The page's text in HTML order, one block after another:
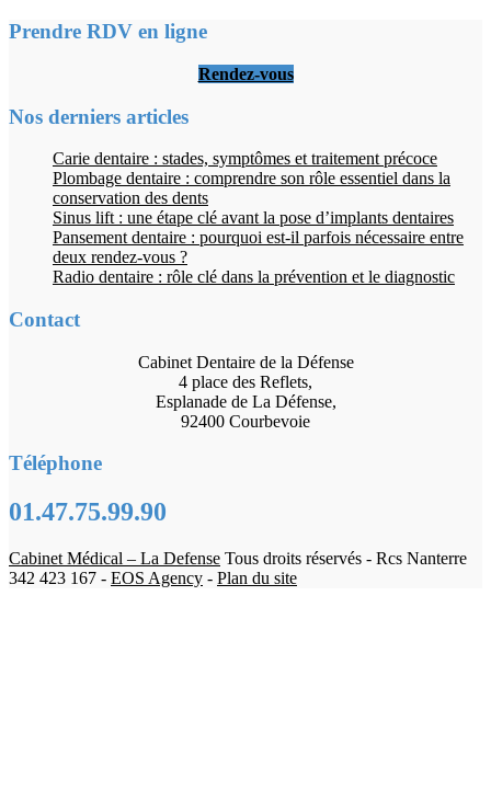
Prendre RDV en ligne
Rendez-vous
Nos derniers articles
Carie dentaire : stades, symptômes et traitement précoce
Plombage dentaire : comprendre son rôle essentiel dans la
conservation des dents
Sinus lift : une étape clé avant la pose d’implants dentaires
Pansement dentaire : pourquoi est-il parfois nécessaire entre
deux rendez-vous ?
Radio dentaire : rôle clé dans la prévention et le diagnostic
Contact
Cabinet Dentaire de la Défense
4 place des Reflets,
Esplanade de La Défense,
92400 Courbevoie
Téléphone
01.47.75.99.90
Cabinet Médical – La Defense Tous droits réservés - Rcs Nanterre
342 423 167 - EOS Agency - Plan du site